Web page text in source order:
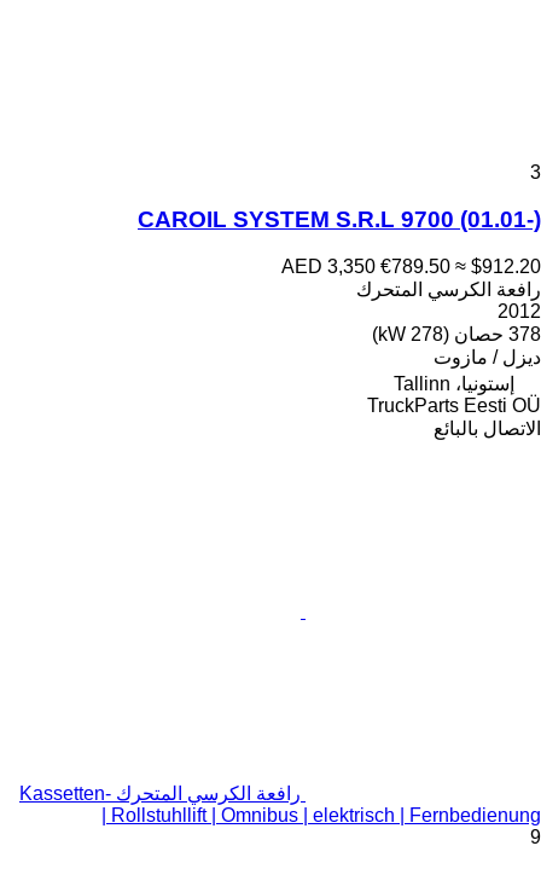
3
CAROIL SYSTEM S.R.L 9700 (01.01-)
AED 3,350 €789.50 ≈ $912.20
رافعة الكرسي المتحرك
2012
378 حصان (278 kW)
ديزل / مازوت
إستونيا، Tallinn
TruckParts Eesti OÜ
الاتصال بالبائع
رافعة الكرسي المتحرك Kassetten-
Rollstuhllift | Omnibus | elektrisch | Fernbedienung |
9